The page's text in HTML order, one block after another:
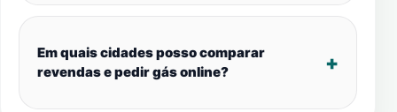
Em quais cidades posso comparar
revendas e pedir gás online?